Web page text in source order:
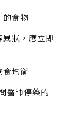
食物
狀，應立即
食均衡
醫師停藥的